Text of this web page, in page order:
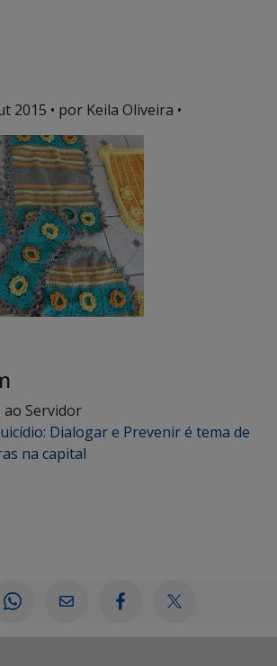
2015 • por Keila Oliveira •
Servidor
Dialogar e Prevenir é tema de
na capital